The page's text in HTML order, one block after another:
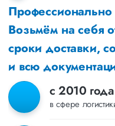
Профессионально
Возьмём на себя
сроки доставки,
и всю
с 2010 года
в сфере